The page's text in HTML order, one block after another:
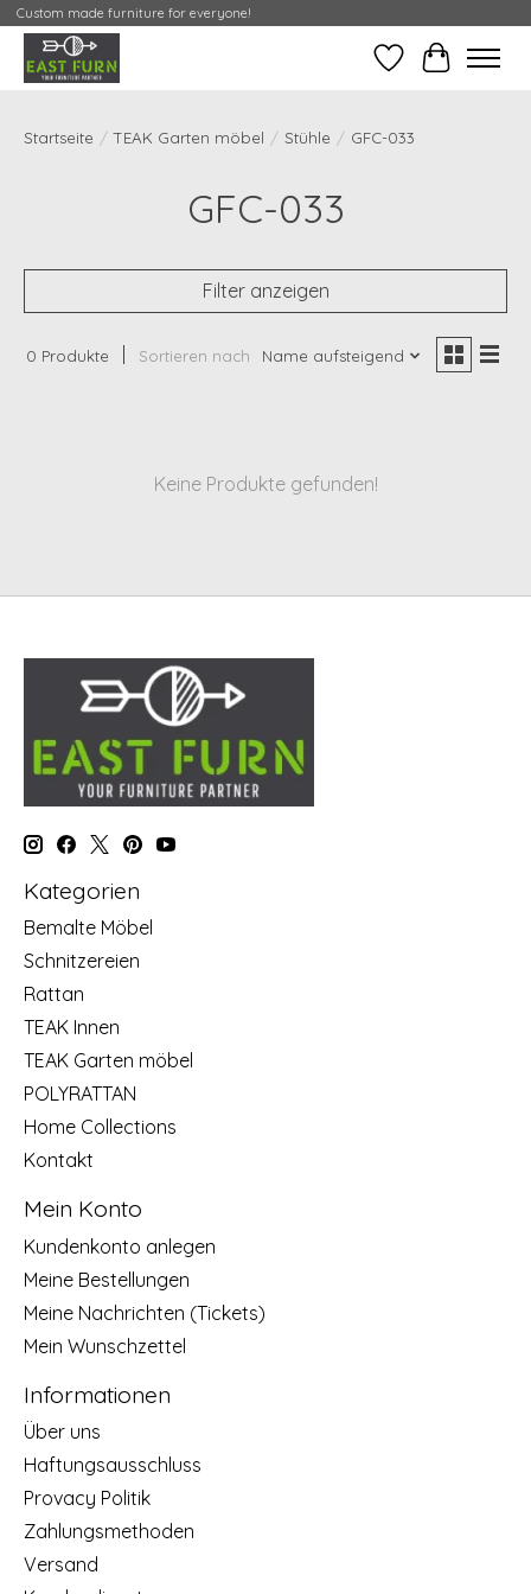
Custom made furniture for everyone!
Wunschzettel
Meine
Startseite / TEAK Garten möbel / Stühle / GFC-033
GFC-033
Filter anzeigen
0 Produkte Sortieren nach Name aufsteigend
Keine Produkte gefunden!
Kategorien
Bemalte Möbel
Schnitzereien
Rattan
TEAK Innen
TEAK Garten möbel
POLYRATTAN
Home Collections
Kontakt
Mein Konto
Kundenkonto anlegen
Meine Bestellungen
Meine Nachrichten (Tickets)
Mein Wunschzettel
Informationen
Über uns
Haftungsausschluss
Provacy Politik
Zahlungsmethoden
Versand